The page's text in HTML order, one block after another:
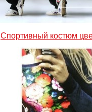
Спортивный костюм